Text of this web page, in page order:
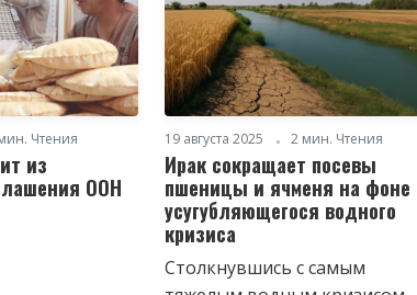
Чтения
из
ООН
19 августа 2025 2 мин. Чтения
Ирак сокращает посевы
пшеницы и ячменя на фоне
усугубляющегося водного
кризиса
Столкнувшись с самым